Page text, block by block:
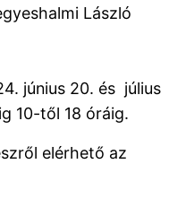
László
június 20. és július
10-től 18 óráig.
elérhető az